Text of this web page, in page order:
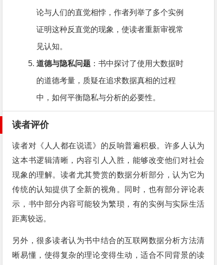
论与人们的直觉相悖，作者列举了多个实例
证明这种反直觉的现象，使读者重新审视常
见认知。
道德与隐私问题 ：书中探讨了使用大数据时
的道德考量，质疑在追求数据真相的过程
中，如何平衡隐私与分析的必要性。
读者评价
读者对《人人都在说谎》的反响普遍积极。许多人认为
这本书逻辑清晰，内容引人入胜，能够改变他们对社会
现象的理解。读者尤其赞赏的数据分析部分，认为它为
传统的认知提供了全新的视角。同时，也有部分评论表
示，书中部分内容可能较为繁琐，有的实例与实际生活
距离较远。
另外，很多读者认为书中结合的互联网数据分析方法清
晰易懂，使得复杂的理论变得生动，适合不同背景的读